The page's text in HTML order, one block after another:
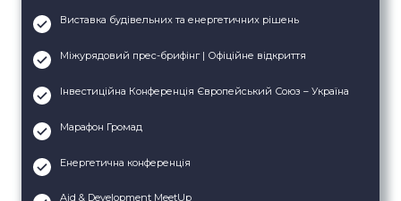
Виставка будівельних та енергетичних рішень
Міжурядовий прес-брифінг | Офіційне відкриття
Інвестиційна Конференція Європейський Союз – Україна
Марафон Громад
Енергетична конференція
Aid & Development MeetUp